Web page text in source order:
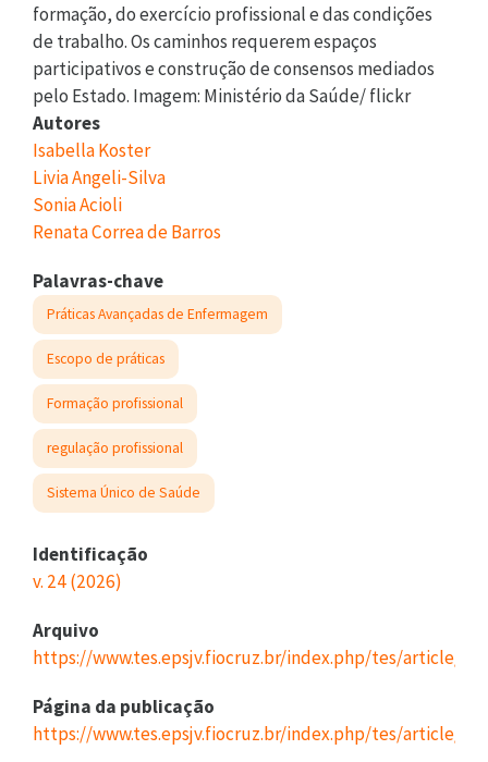
formação, do exercício profissional e das condições
de trabalho. Os caminhos requerem espaços
participativos e construção de consensos mediados
pelo Estado. Imagem: Ministério da Saúde/ flickr
Autores
Isabella Koster
Livia Angeli-Silva
Sonia Acioli
Renata Correa de Barros
Palavras-chave
Práticas Avançadas de Enfermagem
Escopo de práticas
Formação profissional
regulação profissional
Sistema Único de Saúde
Identificação
v. 24 (2026)
Arquivo
https://www.tes.epsjv.fiocruz.br/index.php/tes/article/
Página da publicação
https://www.tes.epsjv.fiocruz.br/index.php/tes/article/